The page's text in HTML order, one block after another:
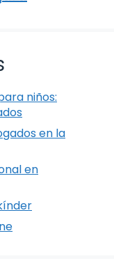
niños:
en la
en